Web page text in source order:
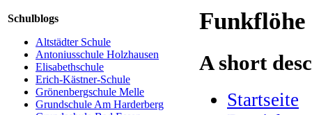
Schulblogs
Altstädter Schule
Antoniusschule Holzhausen
Elisabethschule
Erich-Kästner-Schule
Grönenbergschule Melle
Grundschule Am Harderberg
Funkflöhe
A short
Startseite